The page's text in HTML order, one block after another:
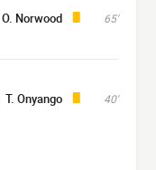
65'
O. Norwood
40'
T. Onyango